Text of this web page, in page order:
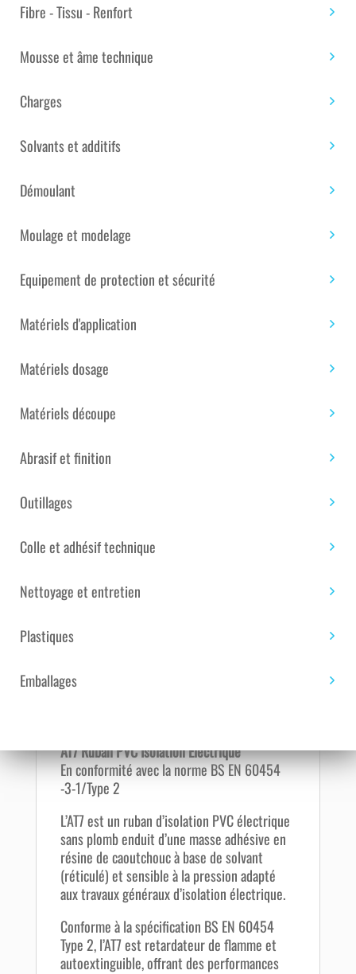
Fibre - Tissu - Renfort
Mousse et âme technique
Charges
Solvants et additifs
Démoulant
Moulage et modelage
Equipement de protection et sécurité
Matériels d'application
Matériels dosage
Matériels découpe
Abrasif et finition
Outillages
Colle et adhésif technique
Nettoyage et entretien
Plastiques
Emballages
Marque :Advance Tapes
de
ADHÉSIF
ÉLEC .
GRIS
DIM :
MM
10
Étiquettes :
piscine
,Univers du bateau
Univers du composite
UGS :SAN0001058
TÉLÉCHARGEMENT DE
FICHIER PDF
Télécharger la fiche technique
AT7 Ruban PVC Isolation Électrique
En conformité avec la norme BS EN 60454
-3-1/Type 2
L’AT7 est un ruban d’isolation PVC électrique
sans plomb enduit d’une masse adhésive en
résine de caoutchouc à base de solvant
(réticulé) et sensible à la pression adapté
aux travaux généraux d’isolation électrique.
Conforme à la spécification BS EN 60454
Type 2, l’AT7 est retardateur de flamme et
autoextinguible, offrant des performances